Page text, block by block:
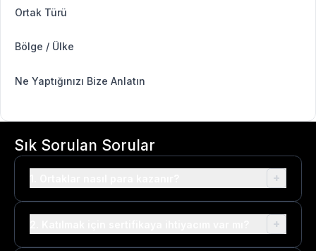
Ortak Türü
Bölge / Ülke
Ne Yaptığınızı Bize Anlatın
Sık Sorulan Sorular
+
+